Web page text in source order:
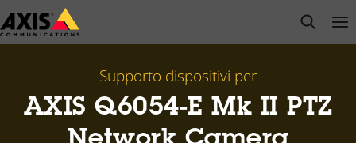
Salta
al
open
Supporto dispositivi per
AXIS Q6054-E Mk II PTZ